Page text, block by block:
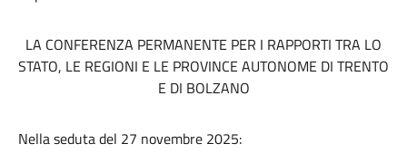
LA CONFERENZA PERMANENTE PER I RAPPORTI TRA LO
STATO, LE REGIONI E LE PROVINCE AUTONOME DI TRENTO
E DI BOLZANO
Nella seduta del 27 novembre 2025: